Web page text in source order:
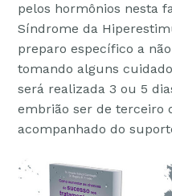
pelos hormônios nesta
Síndrome da
preparo específico a
tomando alguns
será realizada 3 ou 5
embrião ser de terceiro
acompanhado do